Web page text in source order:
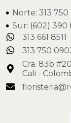
Norte: 313
Sur: (602) 390
313 661 8511
313 750
Cra. 83b
Cali -